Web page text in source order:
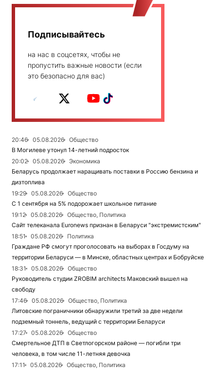
Подписывайтесь
на нас в соцсетях, чтобы не
пропустить важные новости (если
это безопасно для вас)
20:46 05.08.2026
Общество
В Могилеве утонул 14-летний подросток
20:02
05.08.2026
Экономика
Беларусь продолжает наращивать поставки в Россию бензина и
дизтоплива
19:29
05.08.2026
Общество
С 1 сентября на 5% подорожает школьное питание
19:12
05.08.2026
Общество, Политика
Сайт телеканала Euronews признан в Беларуси "экстремистским"
18:51
05.08.2026
Политика
Граждане РФ смогут проголосовать на выборах в Госдуму на
территории Беларуси — в Минске, областных центрах и Бобруйске
18:31
05.08.2026
Общество
Руководитель студии ZROBIM architects Маковский вышел на
свободу
17:46
05.08.2026
Общество, Политика
Литовские пограничники обнаружили третий за две недели
подземный тоннель, ведущий с территории Беларуси
17:27
05.08.2026
Общество
Смертельное ДТП в Светлогорском районе — погибли три
человека, в том числе 11-летняя девочка
17:11
05.08.2026
Общество, Политика